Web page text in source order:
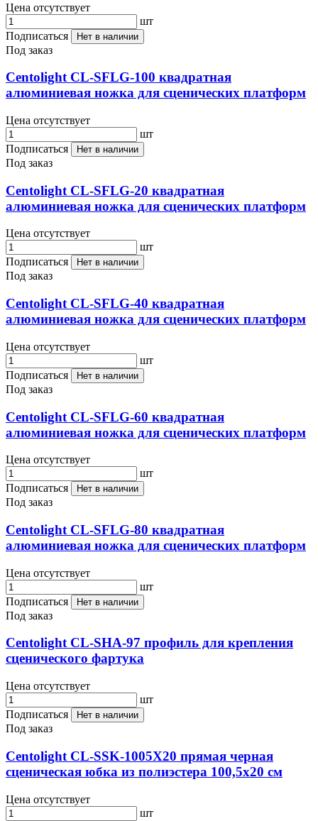
Цена отсутствует
шт
Подписаться
Нет в наличии
Под заказ
Centolight CL-SFLG-100 квадратная
алюминиевая ножка для сценических платформ
Цена отсутствует
шт
Подписаться
Нет в наличии
Под заказ
Centolight CL-SFLG-20 квадратная
алюминиевая ножка для сценических платформ
Цена отсутствует
шт
Подписаться
Нет в наличии
Под заказ
Centolight CL-SFLG-40 квадратная
алюминиевая ножка для сценических платформ
Цена отсутствует
шт
Подписаться
Нет в наличии
Под заказ
Centolight CL-SFLG-60 квадратная
алюминиевая ножка для сценических платформ
Цена отсутствует
шт
Подписаться
Нет в наличии
Под заказ
Centolight CL-SFLG-80 квадратная
алюминиевая ножка для сценических платформ
Цена отсутствует
шт
Подписаться
Нет в наличии
Под заказ
Centolight CL-SHA-97 профиль для крепления
сценического фартука
Цена отсутствует
шт
Подписаться
Нет в наличии
Под заказ
Centolight CL-SSK-1005X20 прямая черная
сценическая юбка из полиэстера 100,5х20 см
Цена отсутствует
шт